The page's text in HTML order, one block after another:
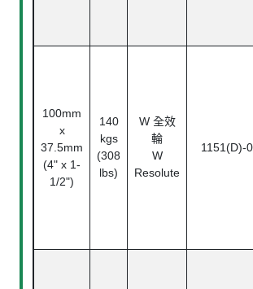
100mm
x
37.5mm
(4" x 1-
1/2")
140
kgs
(308
lbs)
W 全效
輪
W
Resolute
1151(D)-